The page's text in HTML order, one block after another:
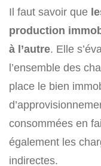
Il faut savoir que
production
à l’autre. Elle
l’ensemble des
place le bien
consommées en
également les
indirectes.